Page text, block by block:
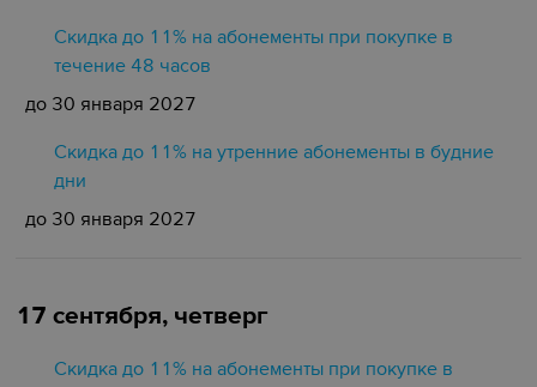
Скидка до 11% на абонементы при покупке в
течение 48 часов
до 30 января 2027
Скидка до 11% на утренние абонементы в будние
дни
до 30 января 2027
17 сентября, четверг
Скидка до 11% на абонементы при покупке в